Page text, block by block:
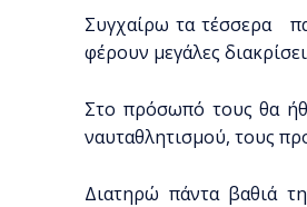
Συγχαίρω τα τέσσερα
φέρουν μεγάλες
Στο πρόσωπό τους θα
ναυταθλητισμού, τους
Διατηρώ πάντα βαθιά